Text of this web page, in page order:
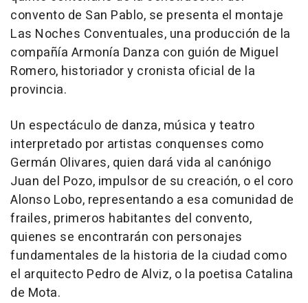
convento de San Pablo, se presenta el montaje
Las Noches Conventuales, una producción de la
compañía Armonía Danza con guión de Miguel
Romero, historiador y cronista oficial de la
provincia.
Un espectáculo de danza, música y teatro
interpretado por artistas conquenses como
Germán Olivares, quien dará vida al canónigo
Juan del Pozo, impulsor de su creación, o el coro
Alonso Lobo, representando a esa comunidad de
frailes, primeros habitantes del convento,
quienes se encontrarán con personajes
fundamentales de la historia de la ciudad como
el arquitecto Pedro de Alviz, o la poetisa Catalina
de Mota.